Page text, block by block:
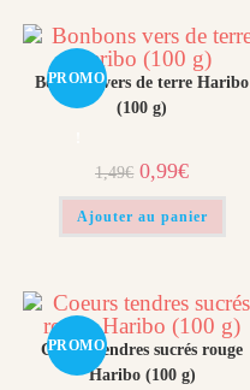
PROMO
Bonbons vers de terre Haribo
(100 g)
1,49€ Le
prix
initial
était :
1,49€.
0,99€Le
prix
actuel
est :
0,99€.
Ajouter au panier
PROMO
Coeurs tendres sucrés rouge
Haribo (100 g)